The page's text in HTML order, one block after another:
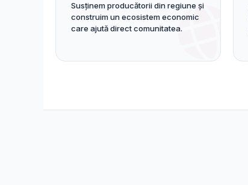
Susținem producătorii din regiune și
construim un ecosistem economic
care ajută direct comunitatea.